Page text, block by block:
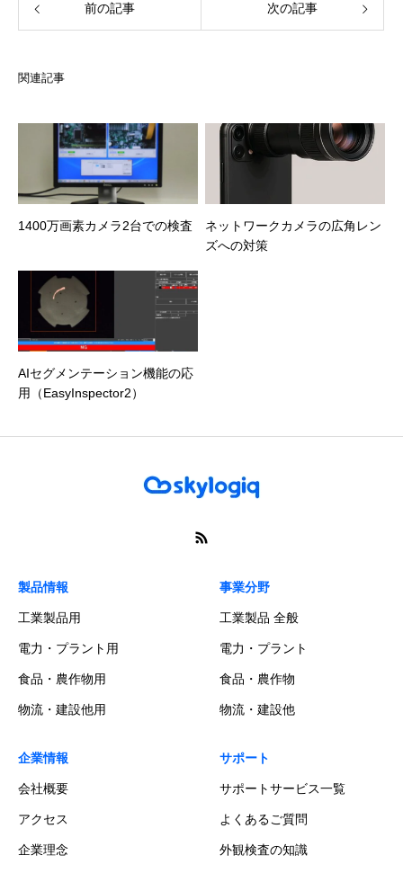
前の記事 次の記事
関連記事
1400万画素カメラ2台での検査
ネットワークカメラの広角レン
ズへの対策
AIセグメンテーション機能の応
用（EasyInspector2）
製品情報
工業製品用
電力・プラント用
食品・農作物用
物流・建設他用
事業分野
工業製品 全般
電力・プラント
食品・農作物
物流・建設他
企業情報
会社概要
アクセス
企業理念
サポート
サポートサービス一覧
よくあるご質問
外観検査の知識